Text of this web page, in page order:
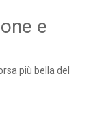
e
più bella del